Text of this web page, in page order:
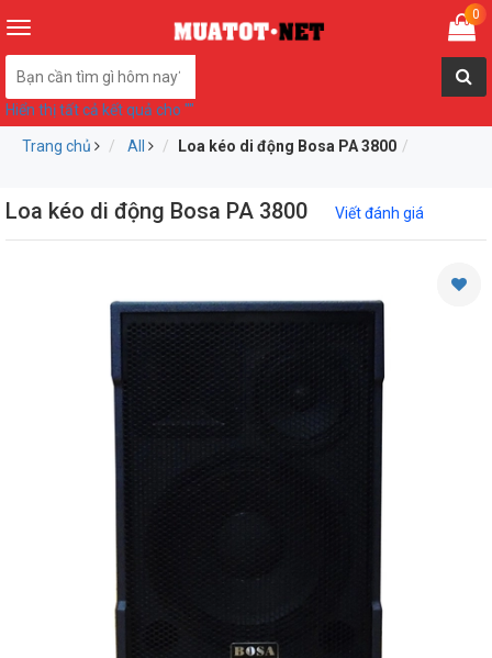
Toggle
0
Hiển thị tất cả kết quả cho ""
Trang chủ All Loa kéo di động Bosa PA 3800
Loa kéo di động Bosa PA 3800 Viết đánh giá